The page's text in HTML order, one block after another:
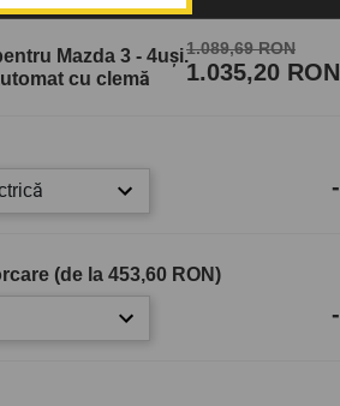
Mazda 3 - 4uşi.
cu clemă
1.089,69 RON
1.035,20 RON
-
(de la 453,60 RON)
-